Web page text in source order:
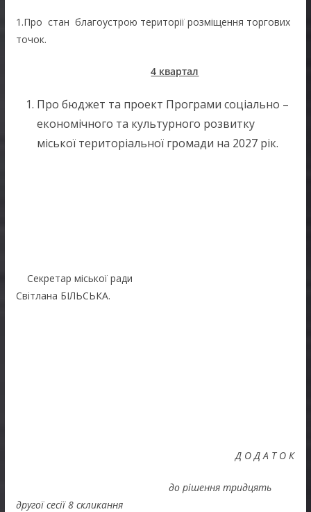
1.Про стан благоустрою території розміщення торгових
точок.
4 квартал
Про бюджет та проект Програми соціально –
економічного та культурного розвитку
міської територіальної громади на 2027 рік.
Секретар міської ради
Світлана БІЛЬСЬКА.
Д О Д А Т О К
до рішення тридцять
другої сесії 8 скликання